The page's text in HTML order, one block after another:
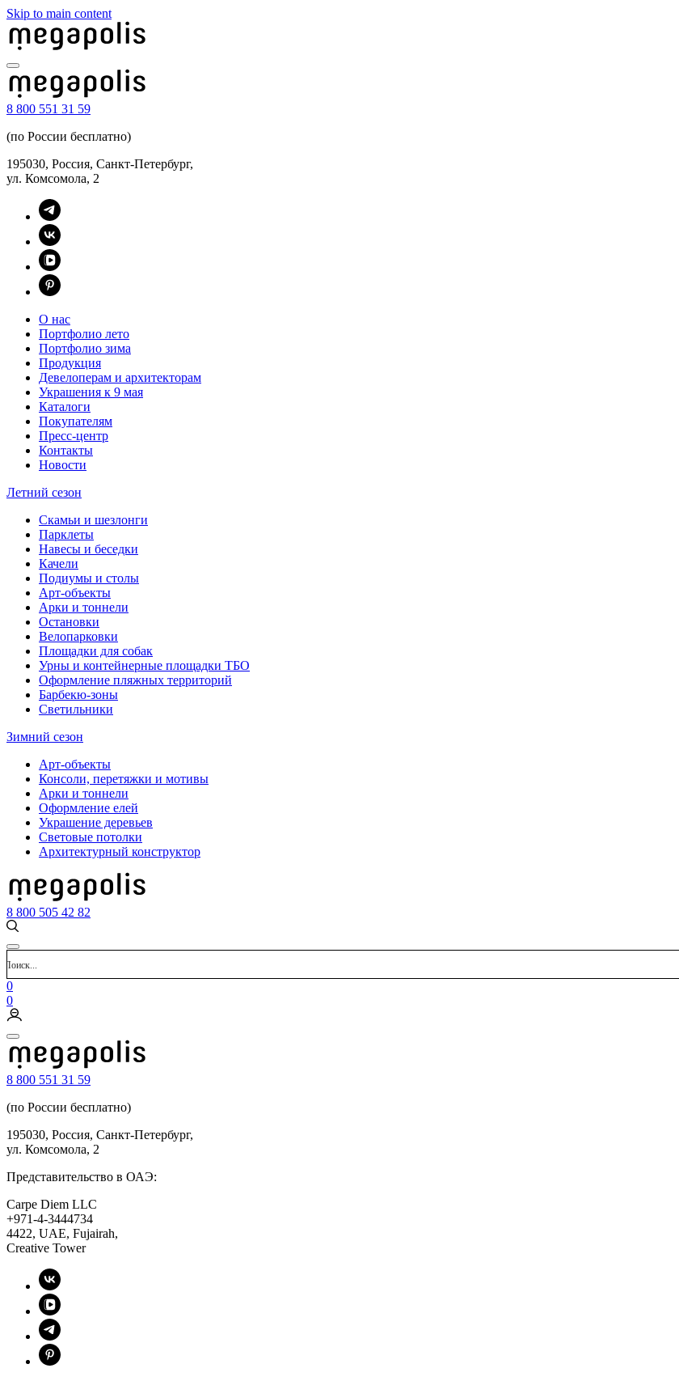
Skip to main content
8 800 551 31 59
(по России бесплатно)
195030, Россия, Санкт-Петербург,
ул. Комсомола, 2
О нас
Портфолио лето
Портфолио зима
Продукция
Девелоперам и архитекторам
Украшения к 9 мая
Каталоги
Покупателям
Пресс-центр
Контакты
Новости
Летний сезон
Скамьи и шезлонги
Парклеты
Навесы и беседки
Качели
Подиумы и столы
Арт-объекты
Арки и тоннели
Остановки
Велопарковки
Площадки для собак
Урны и контейнерные площадки ТБО
Оформление пляжных территорий
Барбекю-зоны
Светильники
Зимний сезон
Арт-объекты
Консоли, перетяжки и мотивы
Арки и тоннели
Оформление елей
Украшение деревьев
Световые потолки
Архитектурный конструктор
8 800 505 42 82
0
0
8 800 551 31 59
(по России бесплатно)
195030, Россия, Санкт-Петербург,
ул. Комсомола, 2
Представительство в ОАЭ:
Carpe Diem LLC
+971-4-3444734
4422, UAE, Fujairah,
Creative Tower